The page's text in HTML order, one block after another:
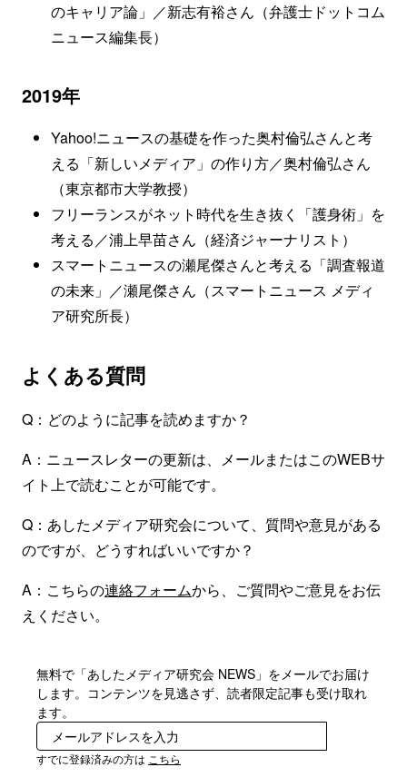
のキャリア論」／新志有裕さん（弁護士ドットコム
ニュース編集長）
2019年
Yahoo!ニュースの基礎を作った奥村倫弘さんと考
える「新しいメディア」の作り方／奥村倫弘さん
（東京都市大学教授）
フリーランスがネット時代を生き抜く「護身術」を
考える／浦上早苗さん（経済ジャーナリスト）
スマートニュースの瀬尾傑さんと考える「調査報道
の未来」／瀬尾傑さん（スマートニュース メディ
ア研究所長）
よくある質問
Q：どのように記事を読めますか？
A：ニュースレターの更新は、メールまたはこのWEBサ
イト上で読むことが可能です。
Q：あしたメディア研究会について、質問や意見がある
のですが、どうすればいいですか？
A：こちらの連絡フォームから、ご質問やご意見をお伝
えください。
無料で「あしたメディア研究会 NEWS」をメールでお届け
します。コンテンツを見逃さず、読者限定記事も受け取れ
ます。
すでに登録済みの方は こちら